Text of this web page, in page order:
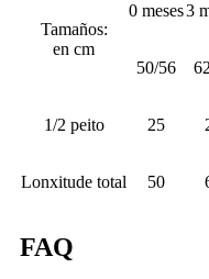
Tamaños:
en cm
0 meses3
50/56
1/2 peito 25
Lonxitude total 50
FAQ